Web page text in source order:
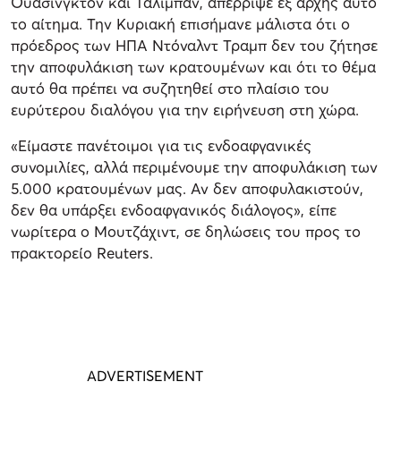
το αίτημα. Την Κυριακή επισήμανε μάλιστα ότι ο
πρόεδρος των ΗΠΑ Ντόναλντ Τραμπ δεν του ζήτησε
την αποφυλάκιση των κρατουμένων και ότι το θέμα
αυτό θα πρέπει να συζητηθεί στο πλαίσιο του
ευρύτερου διαλόγου για την ειρήνευση στη χώρα.
«Είμαστε πανέτοιμοι για τις ενδοαφγανικές
συνομιλίες, αλλά περιμένουμε την αποφυλάκιση των
5.000 κρατουμένων μας. Αν δεν αποφυλακιστούν,
δεν θα υπάρξει ενδοαφγανικός διάλογος», είπε
νωρίτερα ο Μουτζάχιντ, σε δηλώσεις του προς το
πρακτορείο Reuters.